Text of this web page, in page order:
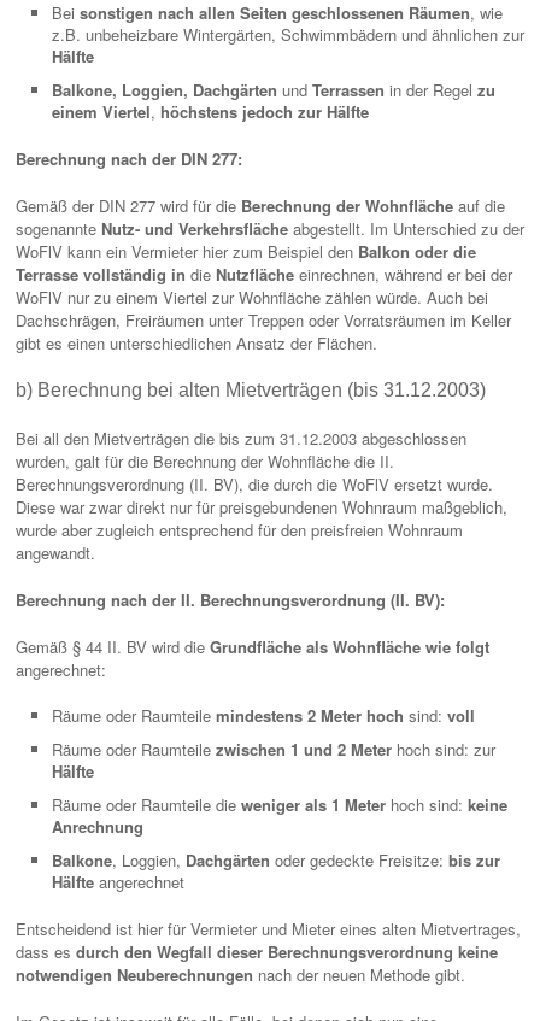
Bei sonstigen nach allen Seiten geschlossenen Räumen, wie
z.B. unbeheizbare Wintergärten, Schwimmbädern und ähnlichen zur
Hälfte
Balkone, Loggien, Dachgärten und Terrassen in der Regel zu
einem Viertel, höchstens jedoch zur Hälfte
Berechnung nach der DIN 277:
Gemäß der DIN 277 wird für die Berechnung der Wohnfläche auf die
sogenannte Nutz- und Verkehrsfläche abgestellt. Im Unterschied zu der
WoFlV kann ein Vermieter hier zum Beispiel den Balkon oder die
Terrasse vollständig in die Nutzfläche einrechnen, während er bei der
WoFlV nur zu einem Viertel zur Wohnfläche zählen würde. Auch bei
Dachschrägen, Freiräumen unter Treppen oder Vorratsräumen im Keller
gibt es einen unterschiedlichen Ansatz der Flächen.
b) Berechnung bei alten Mietverträgen (bis 31.12.2003)
Bei all den Mietverträgen die bis zum 31.12.2003 abgeschlossen
wurden, galt für die Berechnung der Wohnfläche die II.
Berechnungsverordnung (II. BV), die durch die WoFlV ersetzt wurde.
Diese war zwar direkt nur für preisgebundenen Wohnraum maßgeblich,
wurde aber zugleich entsprechend für den preisfreien Wohnraum
angewandt.
Berechnung nach der II. Berechnungsverordnung (II. BV):
Gemäß § 44 II. BV wird die Grundfläche als Wohnfläche wie folgt
angerechnet:
Räume oder Raumteile mindestens 2 Meter hoch sind: voll
Räume oder Raumteile zwischen 1 und 2 Meter hoch sind: zur
Hälfte
Räume oder Raumteile die weniger als 1 Meter hoch sind: keine
Anrechnung
Balkone, Loggien, Dachgärten oder gedeckte Freisitze: bis zur
Hälfte angerechnet
Entscheidend ist hier für Vermieter und Mieter eines alten Mietvertrages,
dass es durch den Wegfall dieser Berechnungsverordnung keine
notwendigen Neuberechnungen nach der neuen Methode gibt.